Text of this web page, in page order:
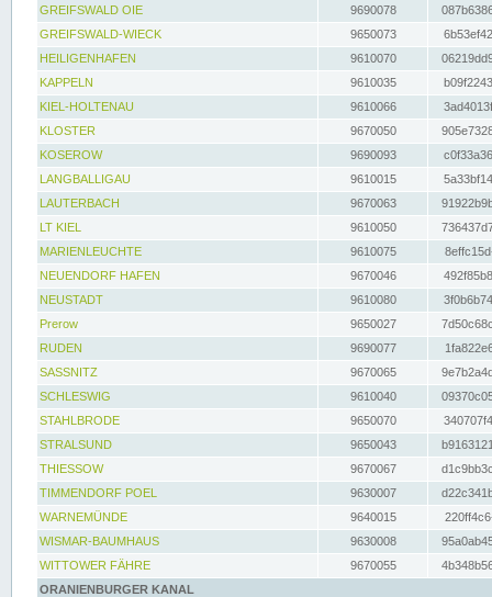
GREIFSWALD OIE
9690078
GREIFSWALD-WIECK
9650073
HEILIGENHAFEN
9610070
KAPPELN
9610035
KIEL-HOLTENAU
9610066
KLOSTER
9670050
KOSEROW
9690093
LANGBALLIGAU
9610015
LAUTERBACH
9670063
LT KIEL
9610050
MARIENLEUCHTE
9610075
NEUENDORF HAFEN
9670046
NEUSTADT
9610080
Prerow
9650027
RUDEN
9690077
SASSNITZ
9670065
SCHLESWIG
9610040
STAHLBRODE
9650070
STRALSUND
9650043
THIESSOW
9670067
TIMMENDORF POEL
9630007
WARNEMÜNDE
9640015
WISMAR-BAUMHAUS
9630008
WITTOWER FÄHRE
9670055
ORANIENBURGER KANAL